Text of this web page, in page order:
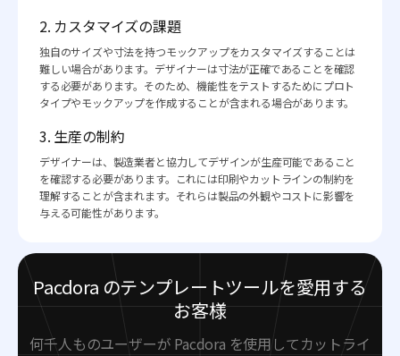
2. カスタマイズの課題
独自のサイズや寸法を持つモックアップをカスタマイズすることは
難しい場合があります。デザイナーは寸法が正確であることを確認
する必要があります。そのため、機能性をテストするためにプロト
タイプやモックアップを作成することが含まれる場合があります。
3. 生産の制約
デザイナーは、製造業者と協力してデザインが生産可能であること
を確認する必要があります。これには印刷やカットラインの制約を
理解することが含まれます。それらは製品の外観やコストに影響を
与える可能性があります。
Pacdora のテンプレートツールを愛用する
お客様
何千人ものユーザーが Pacdora を使用してカットライ